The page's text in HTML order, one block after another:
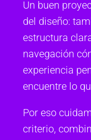
Un buen
del diseño:
estructura
navegación
experiencia
encuentre lo
Por eso
criterio,